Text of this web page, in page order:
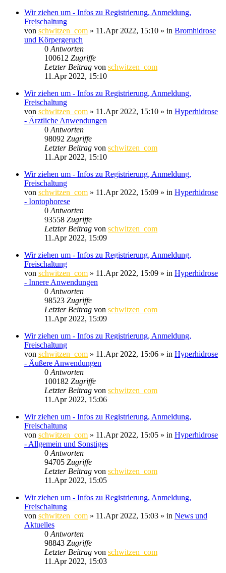
Wir ziehen um - Infos zu Registrierung, Anmeldung,
Freischaltung
von schwitzen_com » 11.Apr 2022, 15:10 » in Bromhidrose
und Körpergeruch
0 Antworten
100612 Zugriffe
Letzter Beitrag von schwitzen_com
11.Apr 2022, 15:10
Wir ziehen um - Infos zu Registrierung, Anmeldung,
Freischaltung
von schwitzen_com » 11.Apr 2022, 15:10 » in Hyperhidrose
- Ärztliche Anwendungen
0 Antworten
98092 Zugriffe
Letzter Beitrag von schwitzen_com
11.Apr 2022, 15:10
Wir ziehen um - Infos zu Registrierung, Anmeldung,
Freischaltung
von schwitzen_com » 11.Apr 2022, 15:09 » in Hyperhidrose
- Iontophorese
0 Antworten
93558 Zugriffe
Letzter Beitrag von schwitzen_com
11.Apr 2022, 15:09
Wir ziehen um - Infos zu Registrierung, Anmeldung,
Freischaltung
von schwitzen_com » 11.Apr 2022, 15:09 » in Hyperhidrose
- Innere Anwendungen
0 Antworten
98523 Zugriffe
Letzter Beitrag von schwitzen_com
11.Apr 2022, 15:09
Wir ziehen um - Infos zu Registrierung, Anmeldung,
Freischaltung
von schwitzen_com » 11.Apr 2022, 15:06 » in Hyperhidrose
- Äußere Anwendungen
0 Antworten
100182 Zugriffe
Letzter Beitrag von schwitzen_com
11.Apr 2022, 15:06
Wir ziehen um - Infos zu Registrierung, Anmeldung,
Freischaltung
von schwitzen_com » 11.Apr 2022, 15:05 » in Hyperhidrose
- Allgemein und Sonstiges
0 Antworten
94705 Zugriffe
Letzter Beitrag von schwitzen_com
11.Apr 2022, 15:05
Wir ziehen um - Infos zu Registrierung, Anmeldung,
Freischaltung
von schwitzen_com » 11.Apr 2022, 15:03 » in News und
Aktuelles
0 Antworten
98843 Zugriffe
Letzter Beitrag von schwitzen_com
11.Apr 2022, 15:03